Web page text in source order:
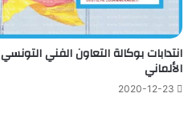
انتدابات بوكالة التعاون الفني التونسي
الألماني
2020-12-23